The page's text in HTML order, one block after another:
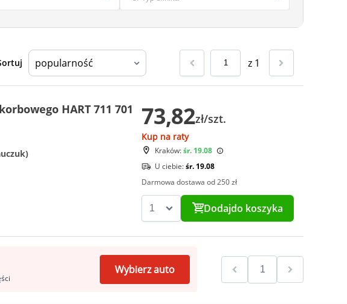
z 1
HART 711 701 73,82zł/szt.
Kup na raty
Kraków:śr. 19.08
U ciebie:śr. 19.08
Darmowa dostawa od 250 zł
Dodajdo koszyka
Wybierz auto